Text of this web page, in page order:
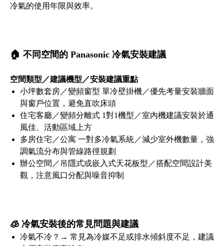
冷氣的使用年限與效率。
🏠 不同空間的 Panasonic 冷氣安裝建議
空間類型／建議機型／安裝建議重點
小坪數套房／變頻窗型 單冷壁掛機／優先考量安裝牆面
與窗戶位置，避免直吹床頭
住宅客廳／變頻分離式 1對1機型／室內機建議安裝於通
風佳、活動區域上方
多房住宅／公寓 一對多冷氣系統／減少室外機數量，強
調氣流分布與管線路徑規劃
辦公空間／吊隱式或嵌入式天花板型／搭配空間設計美
觀，注意風口分配與噪音抑制
🧊 冷氣安裝後的常見問題與建議
冷氣不冷？→ 常見為冷媒不足或排水傾斜度不足，建議